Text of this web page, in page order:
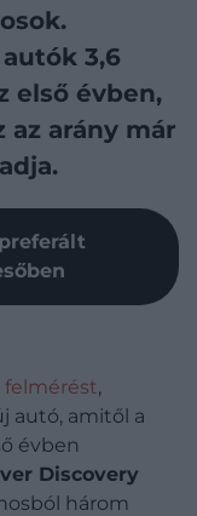
3,6
első évben,
az arány már
felmérést,
autó, amitől a
évben
Discovery
három